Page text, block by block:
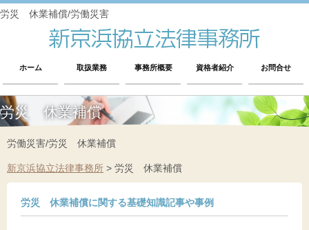
労災 休業補償/労働災害
ホーム 取扱業務 事務所概要 資格者紹介 お問合せ
労災 休業補償
労働災害/労災 休業補償
新京浜協立法律事務所 > 労災 休業補償
労災 休業補償に関する基礎知識記事や事例